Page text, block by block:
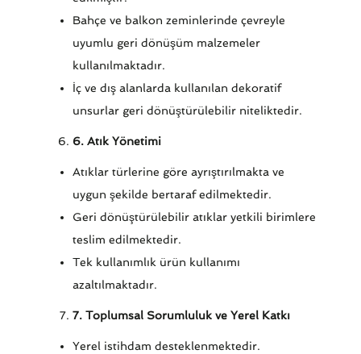
Bahçe ve balkon zeminlerinde çevreyle
uyumlu geri dönüşüm malzemeler
kullanılmaktadır.
İç ve dış alanlarda kullanılan dekoratif
unsurlar geri dönüştürülebilir niteliktedir.
6. Atık Yönetimi
Atıklar türlerine göre ayrıştırılmakta ve
uygun şekilde bertaraf edilmektedir.
Geri dönüştürülebilir atıklar yetkili birimlere
teslim edilmektedir.
Tek kullanımlık ürün kullanımı
azaltılmaktadır.
7. Toplumsal Sorumluluk ve Yerel Katkı
Yerel istihdam desteklenmektedir.